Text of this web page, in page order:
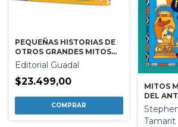
PEQUEÑAS HISTORIAS DE
OTROS GRANDES MITOS
GRIEGOS
Editorial Guadal
$23.499,00
MITOS
DEL
Tamarit